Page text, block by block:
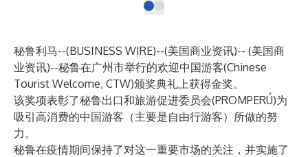
秘鲁利马--(BUSINESS WIRE)--(美国商业资讯)-- (美国商
业资讯)--秘鲁在广州市举行的欢迎中国游客(Chinese
Tourist Welcome, CTW)颁奖典礼上获得金奖。
该奖项表彰了秘鲁出口和旅游促进委员会(PROMPERÚ)为
吸引高消费的中国游客（主要是自由行游客）所做的努
力。
秘鲁在疫情期间保持了对这一重要市场的关注，并实施了